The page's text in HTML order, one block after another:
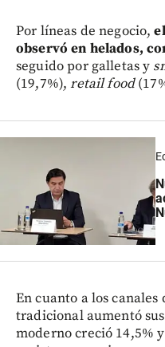
Por líneas de negocio,
observó en helados,
seguido por galletas y
(19,7%),retail food
En cuanto a los
tradicional aumentó
moderno creció 14,5%